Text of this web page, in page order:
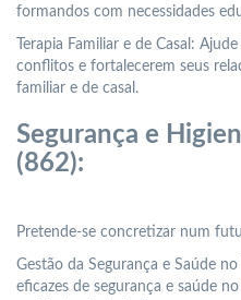
formandos com necessidades
Terapia Familiar e de Casal:
conflitos e fortalecerem seus
familiar e de casal.
Segurança e
(862):
Pretende-se concretizar num
Gestão da Segurança e Saúde
eficazes de segurança e saúde